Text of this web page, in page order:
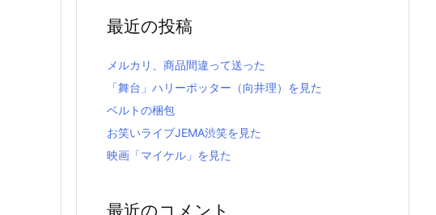
最近の投稿
メルカリ、商品間違って送った
「舞台」ハリーポッター（向井理）を見た
ベルトの梱包
お笑いライブJEMA渋笑を見た
映画「マイケル」を見た
最近のコメント